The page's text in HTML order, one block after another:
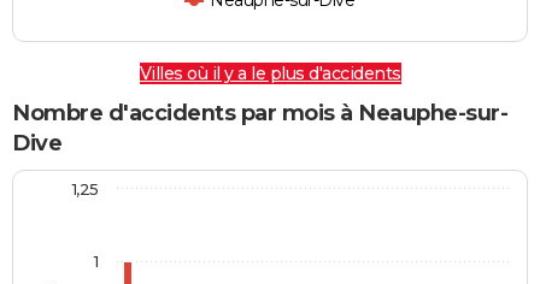
Villes où il y a le plus d'accidents
Nombre d'accidents par mois à Neauphe-sur-
Dive
1
1,25